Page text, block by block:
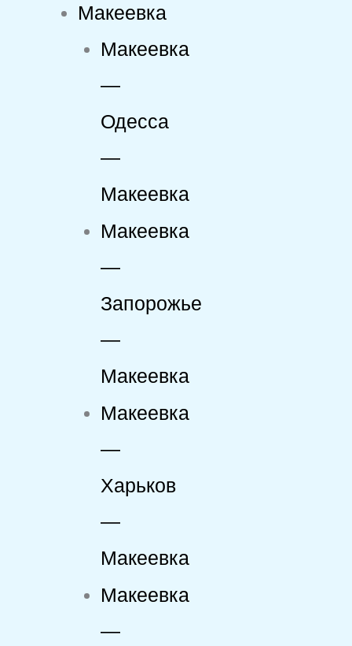
Макеевка
Макеевка
—
Одесса
—
Макеевка
Макеевка
—
Запорожье
—
Макеевка
Макеевка
—
Харьков
—
Макеевка
Макеевка
—